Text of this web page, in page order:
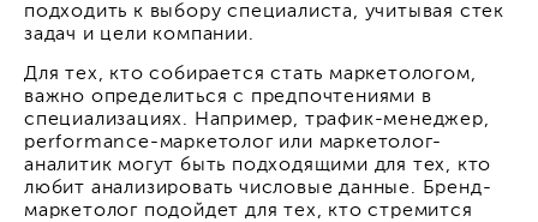
подходить к выбору специалиста, учитывая стек
задач и цели компании.
Для тех, кто собирается стать маркетологом,
важно определиться с предпочтениями в
специализациях. Например, трафик-менеджер,
performance-маркетолог или маркетолог-
аналитик могут быть подходящими для тех, кто
любит анализировать числовые данные. Бренд-
маркетолог подойдет для тех, кто стремится